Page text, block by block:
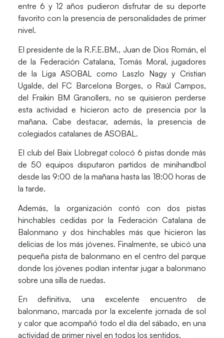
entre 6 y 12 años pudieron disfrutar de su deporte
favorito con la presencia de personalidades de primer
nivel.
El presidente de la R.F.E.BM., Juan de Dios Román, el
de la Federación Catalana, Tomás Moral, jugadores
de la Liga ASOBAL como Laszlo Nagy y Cristian
Ugalde, del FC Barcelona Borges, o Raúl Campos,
del Fraikin BM Granollers, no se quisieron perderse
esta actividad e hicieron acto de presencia por la
mañana. Cabe destacar, además, la presencia de
colegiados catalanes de ASOBAL.
El club del Baix Llobregat colocó 6 pistas donde más
de 50 equipos disputaron partidos de minihandbol
desde las 9:00 de la mañana hasta las 18:00 horas de
la tarde.
Además, la organización contó con dos pistas
hinchables cedidas por la Federación Catalana de
Balonmano y dos hinchables más que hicieron las
delicias de los más jóvenes. Finalmente, se ubicó una
pequeña pista de balonmano en el centro del parque
donde los jóvenes podían intentar jugar a balonmano
sobre una silla de ruedas.
En definitiva, una excelente encuentro de
balonmano, marcada por la excelente jornada de sol
y calor que acompañó todo el día del sábado, en una
actividad de primer nivel en todos los sentidos.